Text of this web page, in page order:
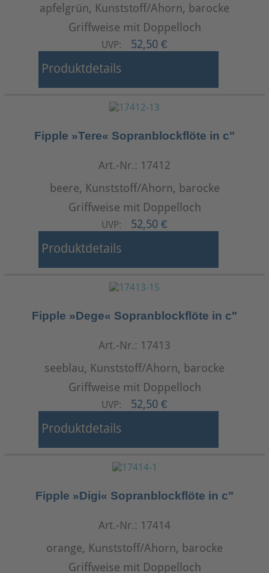
apfelgrün, Kunststoff/Ahorn, barocke
Griffweise mit Doppelloch
UVP: 52,50 €
Produktdetails
Fipple »Tere« Sopranblockflöte in c"
Art.-Nr.: 17412
beere, Kunststoff/Ahorn, barocke
Griffweise mit Doppelloch
UVP: 52,50 €
Produktdetails
Fipple »Dege« Sopranblockflöte in c"
Art.-Nr.: 17413
seeblau, Kunststoff/Ahorn, barocke
Griffweise mit Doppelloch
UVP: 52,50 €
Produktdetails
Fipple »Digi« Sopranblockflöte in c"
Art.-Nr.: 17414
orange, Kunststoff/Ahorn, barocke
Griffweise mit Doppelloch